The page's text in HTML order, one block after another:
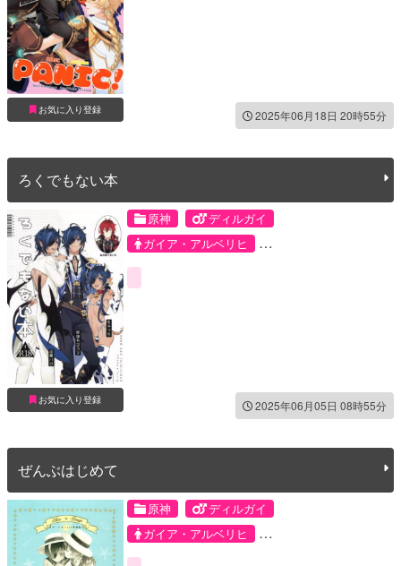
お気に入り登録 2025年06月18日 20時55分
ろくでもない本
お気に入り登録
原神
ディルガイ
ガイア・アルベリヒ
2025年06月05日 08時55分
ぜんぶはじめて
原神
ディルガイ
ガイア・アルベリヒ